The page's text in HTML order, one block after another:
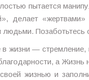
пытается
делает
людьми.
жизни —
а
своей жизнью и